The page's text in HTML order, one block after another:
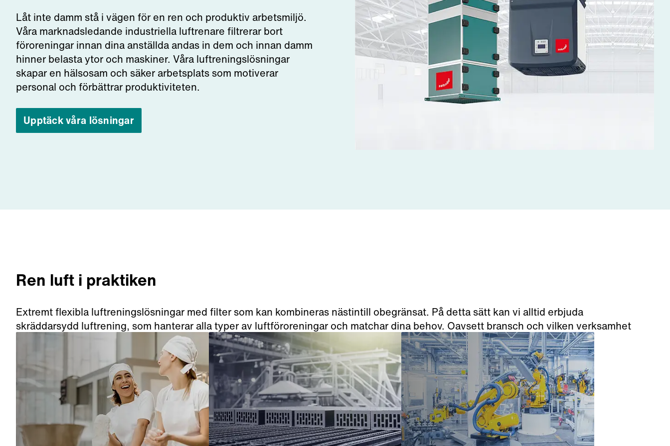
Låt inte damm stå i vägen för en ren och produktiv arbetsmiljö.
Våra marknadsledande industriella luftrenare filtrerar bort
föroreningar innan dina anställda andas in dem och innan damm
hinner belasta ytor och maskiner. Våra luftreningslösningar
skapar en hälsosam och säker arbetsplats som motiverar
personal och förbättrar produktiviteten.
Upptäck våra lösningar
Ren luft i praktiken
Extremt flexibla luftreningslösningar med filter som kan kombineras nästintill obegränsat. På detta sätt kan vi alltid erbjuda
skräddarsydd luftrening, som hanterar alla typer av luftföroreningar och matchar dina behov. Oavsett bransch och vilken verksamhet